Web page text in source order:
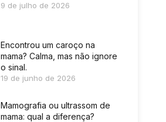
9 de julho de 2026
Encontrou um caroço na
mama? Calma, mas não ignore
o sinal.
19 de junho de 2026
Mamografia ou ultrassom de
mama: qual a diferença?